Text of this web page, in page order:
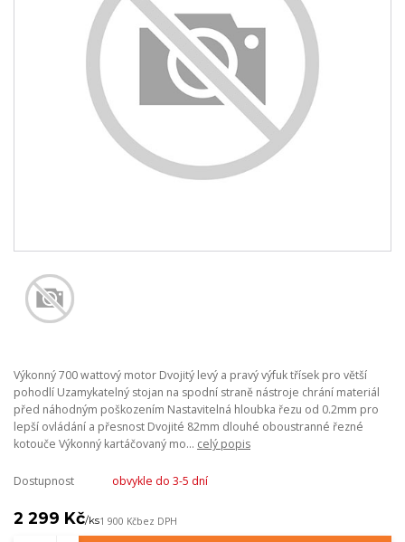
Výkonný 700 wattový motor Dvojitý levý a pravý výfuk třísek pro větší
pohodlí Uzamykatelný stojan na spodní straně nástroje chrání materiál
před náhodným poškozením Nastavitelná hloubka řezu od 0.2mm pro
lepší ovládání a přesnost Dvojité 82mm dlouhé oboustranné řezné
kotouče Výkonný kartáčovaný mo... celý popis
Dostupnost obvykle do 3-5 dní
2 299 Kč/ks1 900 Kčbez DPH